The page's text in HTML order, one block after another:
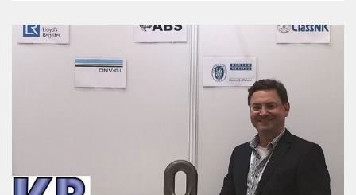
historique des couteaux) et Dortmund (la
ville du football), à deux heures de route
des frontières belge et néerlandaise.